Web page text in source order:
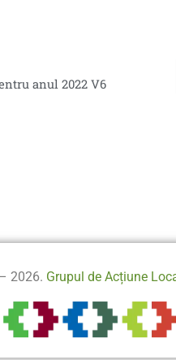
anul 2022 V6
2026. Grupul de Acțiune